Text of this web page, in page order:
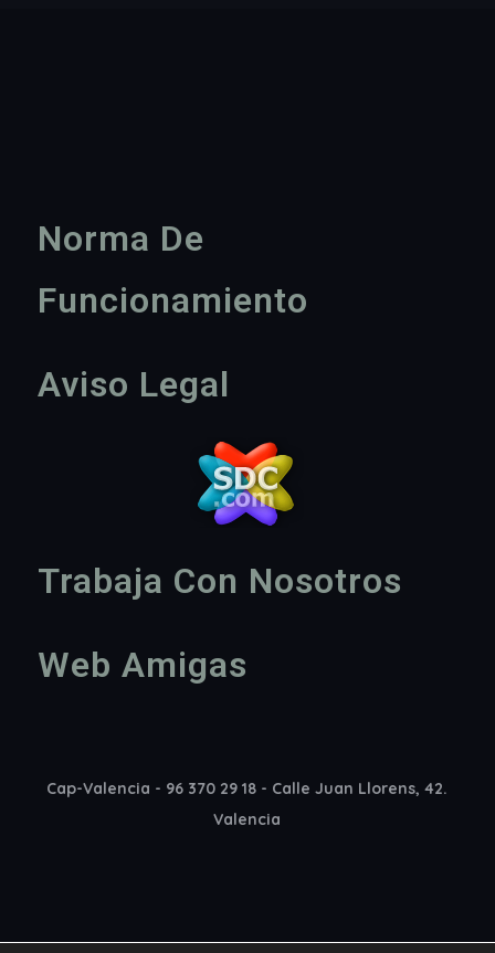
Norma De
Funcionamiento
Aviso Legal
Trabaja Con Nosotros
Web Amigas
Cap-Valencia - 96 370 29 18 - Calle Juan Llorens, 42.
Valencia